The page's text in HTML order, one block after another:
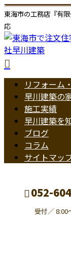
東海市の工務店『有
応
リフォーム
早川建築の
施工実績
早川建築を
ブログ
コラム
サイトマッ
052-
受付／ 8:00